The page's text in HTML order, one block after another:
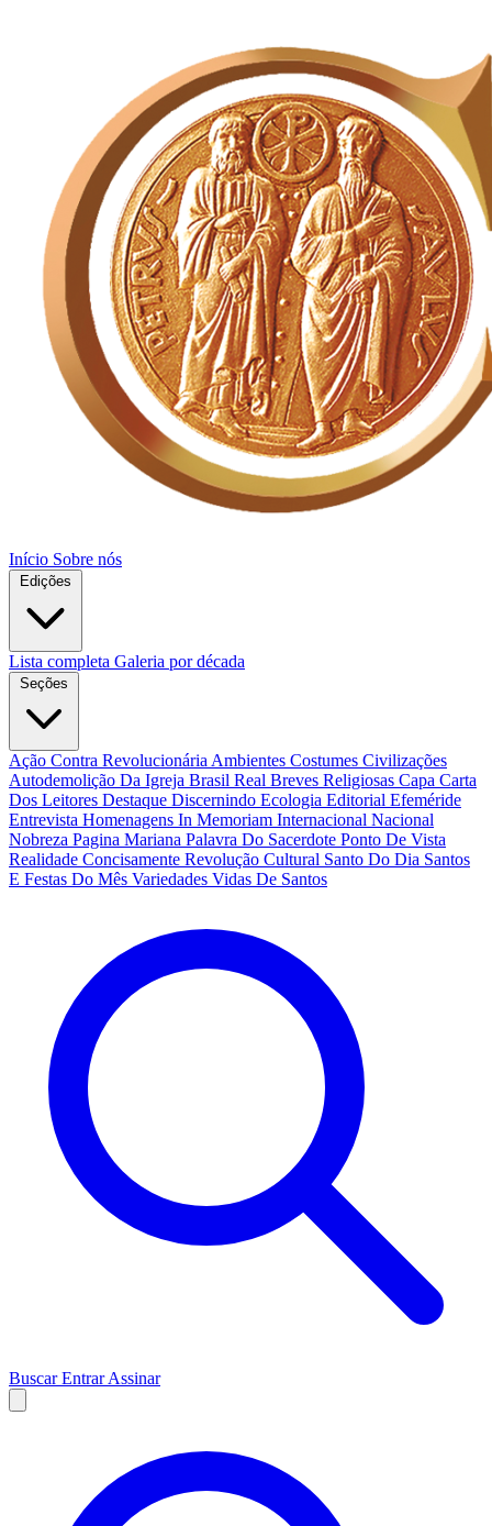
Início Sobre nós
Edições
Lista completa Galeria por década
Seções
Ação Contra Revolucionária Ambientes Costumes Civilizações
Autodemolição Da Igreja Brasil Real Breves Religiosas Capa Carta
Dos Leitores Destaque Discernindo Ecologia Editorial Efeméride
Entrevista Homenagens In Memoriam Internacional Nacional
Nobreza Pagina Mariana Palavra Do Sacerdote Ponto De Vista
Realidade Concisamente Revolução Cultural Santo Do Dia Santos
E Festas Do Mês Variedades Vidas De Santos
BuscarEntrarAssinar